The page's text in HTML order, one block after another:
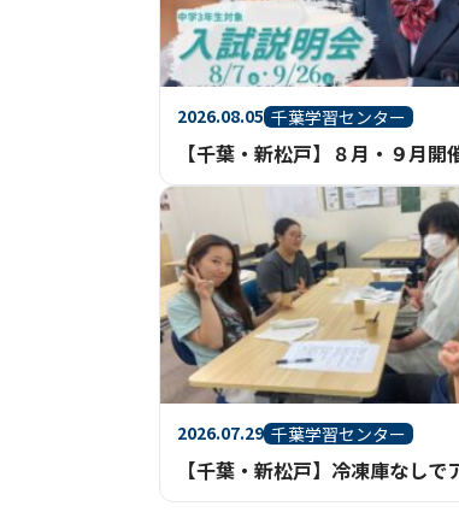
2026.08.05 千葉学習センター
2026.07.29 千葉学習センター